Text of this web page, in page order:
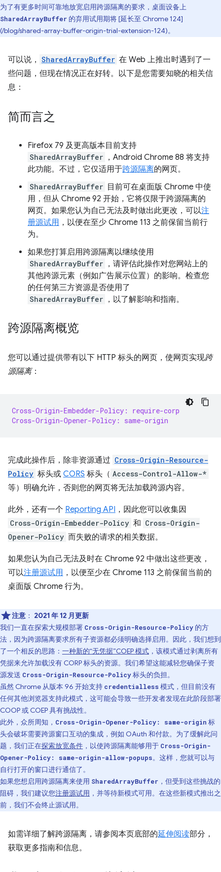
为了有更多时间可靠地放宽启用跨源隔离的要求，桌面设备上
SharedArrayBuffer 的弃用试用期将 [延长至 Chrome 124]
(/blog/shared-array-buffer-origin-trial-extension-124)。
可以说， SharedArrayBuffer 在 Web 上推出时遇到了一
些问题，但现在情况正在好转。以下是您需要知晓的相关信
息：
简而言之
Firefox 79 及更高版本目前支持
SharedArrayBuffer ，Android Chrome 88 将支持
此功能。不过，它仅适用于跨源隔离的网页。
SharedArrayBuffer 目前可在桌面版 Chrome 中使
用，但从 Chrome 92 开始，它将仅限于跨源隔离的
网页。如果您认为自己无法及时做出此更改，可以注
册源试用 ，以便在至少 Chrome 113 之前保留当前行
为。
如果您打算启用跨源隔离以继续使用
SharedArrayBuffer ，请评估此操作对您网站上的
其他跨源元素（例如广告展示位置）的影响。检查您
的任何第三方资源是否使用了
SharedArrayBuffer ，以了解影响和指南。
跨源隔离概览
您可以通过提供带有以下 HTTP 标头的网页，使网页实现跨
源隔离：
Cross-Origin-Embedder-Policy: require-corp
Cross-Origin-Opener-Policy: same-origin
完成此操作后，除非资源通过 Cross-Origin-Resource-
Policy 标头或 CORS 标头（ Access-Control-Allow-*
等）明确允许，否则您的网页将无法加载跨源内容。
此外，还有一个 Reporting API ，因此您可以收集因
Cross-Origin-Embedder-Policy 和 Cross-Origin-
Opener-Policy 而失败的请求的相关数据。
如果您认为自己无法及时在 Chrome 92 中做出这些更改，
可以注册源试用 ，以便至少在 Chrome 113 之前保留当前的
桌面版 Chrome 行为。
注意 ： 2021 年 12 月更新
我们一直在探索大规模部署 Cross-Origin-Resource-Policy 的方
法，因为跨源隔离要求所有子资源都必须明确选择启用。因此，我们想到
了一个相反的思路： 一种新的“无凭据”COEP 模式 ，该模式通过剥离所有
凭据来允许加载没有 CORP 标头的资源。我们希望这能减轻您确保子资
源发送 Cross-Origin-Resource-Policy标头的负担。
虽然 Chrome 从版本 96 开始支持 credentialless 模式，但目前没有
任何其他浏览器支持此模式，这可能会导致一些开发者发现在此阶段部署
COOP 或 COEP 具有挑战性。
此外，众所周知， Cross-Origin-Opener-Policy: same-origin 标
头会破坏需要跨源窗口互动的集成，例如 OAuth 和付款。为了缓解此问
题，我们正在探索放宽条件 ，以使跨源隔离能够用于 Cross-Origin-
Opener-Policy: same-origin-allow-popups。这样，您就可以与
自行打开的窗口进行通信了。
如果您想启用跨源隔离来使用 SharedArrayBuffer ，但受到这些挑战的
阻碍，我们建议您注册源试用 ，并等待新模式可用。在这些新模式推出之
前，我们不会终止源试用。
如需详细了解跨源隔离，请参阅本页底部的延伸阅读部分，
获取更多指南和信息。